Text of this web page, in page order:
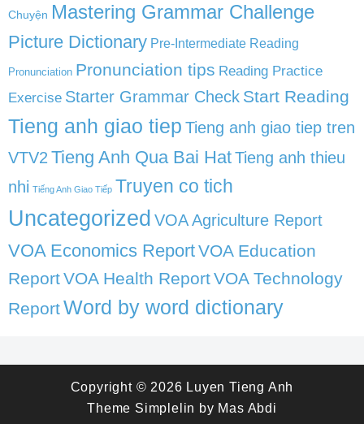
Chuyện Mastering Grammar Challenge
Picture Dictionary Pre-Intermediate Reading
Pronunciation Pronunciation tips Reading Practice
Exercise Starter Grammar Check Start Reading
Tieng anh giao tiep Tieng anh giao tiep tren
VTV2 Tieng Anh Qua Bai HatTieng anh thieu
nhi Tiếng Anh Giao Tiếp Truyen co tich
Uncategorized VOA Agriculture Report
VOA Economics ReportVOA Education
ReportVOA Health ReportVOA Technology
ReportWord by word dictionary
Copyright © 2026 Luyen Tieng Anh
Theme Simplelin by Mas Abdi